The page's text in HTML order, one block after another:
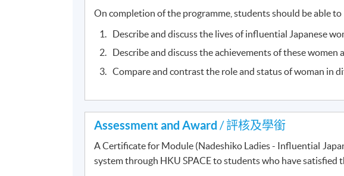
On completion of the programme, students should be able to
Describe and discuss the lives of influential Japanese
Describe and discuss the achievements of these women
Compare and contrast the role and status of woman in
Assessment and Award / 評核及學銜
A Certificate for Module (Nadeshiko Ladies - Influential
system through HKU SPACE to students who have satisfied